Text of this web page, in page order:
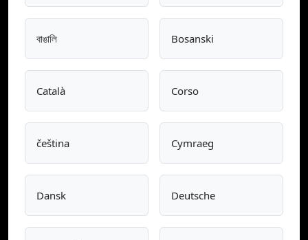
বাঙালি Bosanski
Català Corso
čeština Cymraeg
Dansk Deutsche